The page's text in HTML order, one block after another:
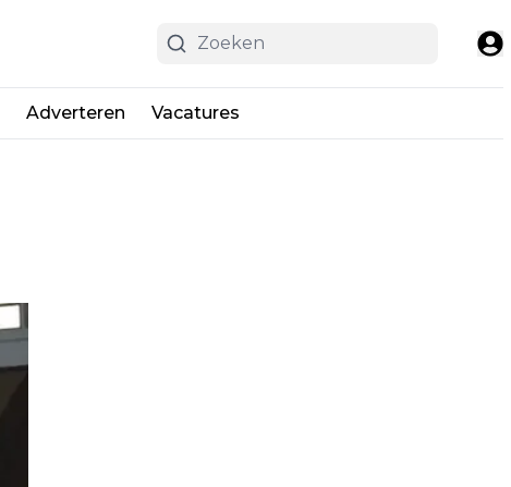
Adverteren Vacatures